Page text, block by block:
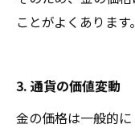
ことがよくあります。
3. 通貨の価値変動
金の価格は一般的